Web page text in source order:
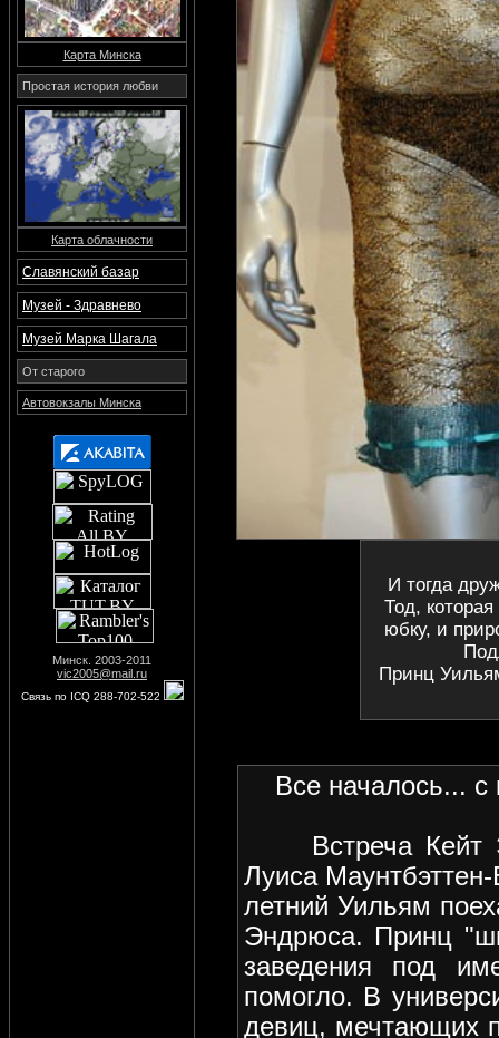
Карта Минска
Простая история любви
Карта облачности
Славянский базар
Музей - Здравнево
Музей Марка Шагала
От старого
Автовокзалы Минска
Минск. 2003-2011
vic2005@mail.ru
Связь по ICQ 288-702-522
И тогда
Тод,
юбку, и
Принц
Все началось... с
Встреча Кейт
Луиса
летний Уильям
Эндрюса. Принц
заведения под
помогло. В
девиц, мечтающих